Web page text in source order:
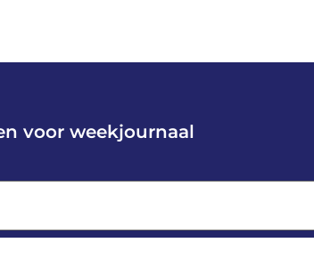
voor weekjournaal